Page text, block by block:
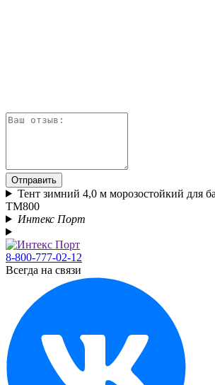
Отправить
Тент зимний 4,0 м морозостойкий для
TM800
Интекс Порт
8-800-777-02-12
Всегда на связи